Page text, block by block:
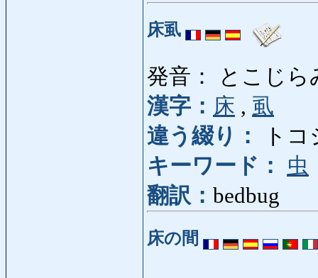
床虱
発音： とこじら
漢字： 床 , 虱
違う綴り：
ト
キーワード：
虫
翻訳： bedbug
床の間